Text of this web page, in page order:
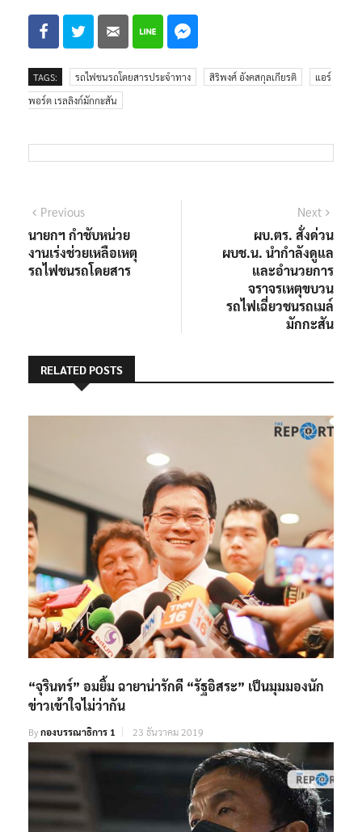
TAGS: รถไฟชนรถโดยสารประจำทาง สิริพงศ์ อังคสกุลเกียรติ
แอร์
พอร์ต เรลลิงก์มักกะสัน
แนะแนว
เรื่อง
PreviousPrevious
post:
นายกฯ กำชับหน่วย
งานเร่งช่วยเหลือเหตุ
รถไฟชนรถโดยสาร
Next
post:
ผบ.ตร. สั่งด่วน
ผบช.น. นำกำลังดูแล
และอำนวยการ
จราจรเหตุขบวน
รถไฟเฉี่ยวชนรถเมล์
มักกะสัน
RELATED POSTS
“จุรินทร์” อมยิ้ม ฉายาน่ารักดี “รัฐอิสระ” เป็นมุมมองนัก
ข่าวเข้าใจไม่ว่ากัน
Byกองบรรณาธิการ 1 23 ธันวาคม 2019